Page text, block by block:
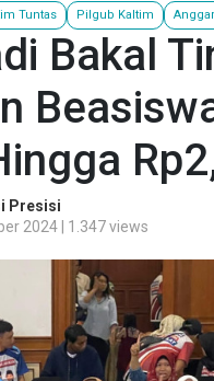
Tuntas Pilgub Kaltim
Bakal
Presisi
2024 | 1.347 views